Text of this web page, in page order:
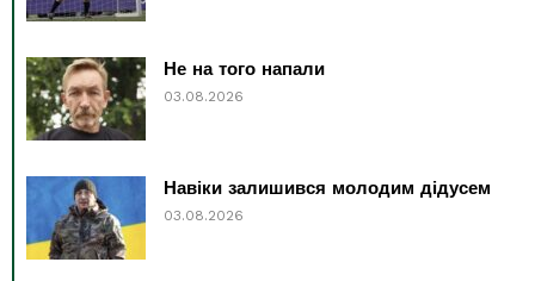
Не на того напали
03.08.2026
Навіки залишився молодим дідусем
03.08.2026